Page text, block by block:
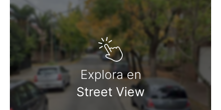
Martillero Maximiliano Miguel D'Aria
Matrícula CMCPSI N° 6886
Av. Libertador 4189 - La Lucila - Prov. de Bs. As.
Matrícula CUCICBA N° 8264
Av. Juramento 1775 - Belgrano - CABA
Explora en
Street View